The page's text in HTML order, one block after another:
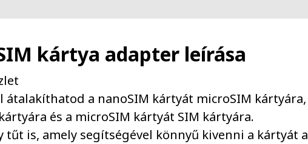
kártya adapter leírása
átalakíthatod a nanoSIM kártyát microSIM kártyára,
és a microSIM kártyát SIM kártyára.
tűt is, amely segítségével könnyű kivenni a kártyát a